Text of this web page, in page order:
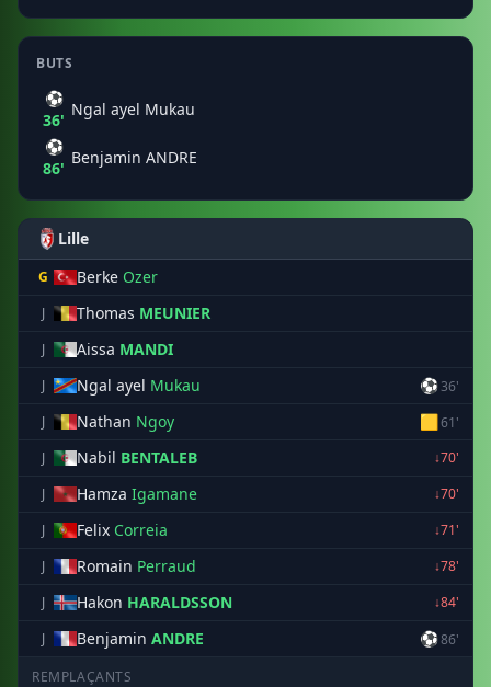
BUTS
⚽
36'
Ngal ayel Mukau
⚽
86'
Benjamin ANDRE
Lille
G Berke Ozer
J Thomas MEUNIER
J Aissa MANDI
J Ngal ayel Mukau ⚽36'
J
Nathan Ngoy 🟨61'
J
Nabil BENTALEB
↓70'
J
Hamza Igamane
↓70'
J
Felix Correia
↓71'
J
Romain Perraud
↓78'
J
Hakon HARALDSSON
↓84'
J
Benjamin ANDRE ⚽86'
REMPLAÇANTS